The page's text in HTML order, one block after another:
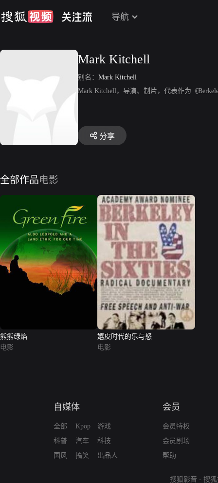
导航
Mark Kitchell
别名： Mark Kitchell
Mark Kitchell，导演、制片，代表作为《
分享
全部作品电影
熊熊绿焰
电影
嬉皮时代的乐与怒
电影
自媒体
全部
科普
国风
Kpop
汽车
搞笑
游戏
科技
出品人
会员
会员特权
会员剧场
帮助
搜狐影音 - 搜